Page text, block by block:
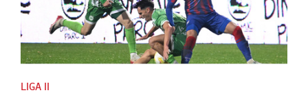
LIGA II